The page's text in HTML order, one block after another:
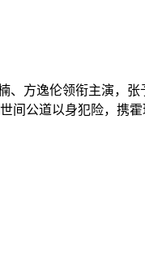
方逸伦领衔主演，
间公道以身犯险，携